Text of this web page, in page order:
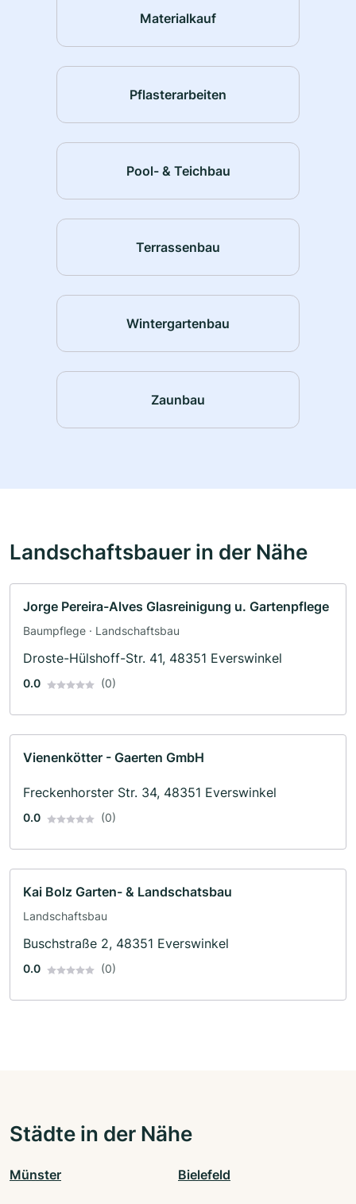
Materialkauf
Pflasterarbeiten
Pool- & Teichbau
Terrassenbau
Wintergartenbau
Zaunbau
Landschaftsbauer in der Nähe
Jorge Pereira-Alves Glasreinigung u. Gartenpflege
Baumpflege · Landschaftsbau
Droste-Hülshoff-Str. 41, 48351 Everswinkel
0.0 (0)
Vienenkötter - Gaerten GmbH
Freckenhorster Str. 34, 48351 Everswinkel
0.0 (0)
Kai Bolz Garten- & Landschatsbau
Landschaftsbau
Buschstraße 2, 48351 Everswinkel
0.0 (0)
Städte in der Nähe
Münster Bielefeld